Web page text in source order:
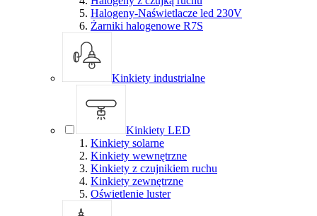
Halogeny-Naświetlacze led 230V
Żarniki halogenowe R7S
Kinkiety industrialne
Kinkiety LED
Kinkiety solarne
Kinkiety wewnętrzne
Kinkiety z czujnikiem ruchu
Kinkiety zewnętrzne
Oświetlenie luster